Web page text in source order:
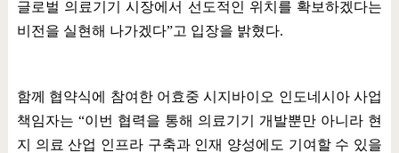
글로벌 의료기기 시장에서 선도적인 위치를 확보하겠다는
비전을 실현해 나가겠다”고 입장을 밝혔다.
함께 협약식에 참여한 어효중 시지바이오 인도네시아 사업
책임자는 “이번 협력을 통해 의료기기 개발뿐만 아니라 현
지 의료 산업 인프라 구축과 인재 양성에도 기여할 수 있을